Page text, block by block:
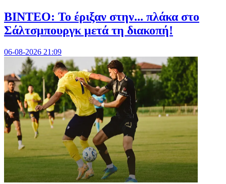
ΒΙΝΤΕΟ: Το έριξαν στην... πλάκα στο
Σάλτσμπουργκ μετά τη διακοπή!
06-08-2026 21:09